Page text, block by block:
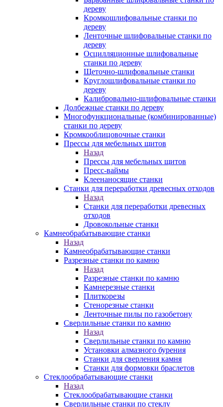
дереву
Кромкошлифовальные станки по
дереву
Ленточные шлифовальные станки по
дереву
Осцилляционные шлифовальные
станки по дереву
Щеточно-шлифовальные станки
Круглошлифовальные станки по
дереву
Калибровально-шлифовальные станки
Долбежные станки по дереву
Многофункциональные (комбинированные)
станки по дереву
Кромкооблицовочные станки
Прессы для мебельных щитов
Назад
Прессы для мебельных щитов
Пресс-ваймы
Клеенаносящие станки
Станки для переработки древесных отходов
Назад
Станки для переработки древесных
отходов
Дровокольные станки
Камнеобрабатывающие станки
Назад
Камнеобрабатывающие станки
Разрезные станки по камню
Назад
Разрезные станки по камню
Камнерезные станки
Плиткорезы
Стенорезные станки
Ленточные пилы по газобетону
Сверлильные станки по камню
Назад
Сверлильные станки по камню
Установки алмазного бурения
Станки для сверления камня
Станки для формовки браслетов
Стеклообрабатывающие станки
Назад
Стеклообрабатывающие станки
Сверлильные станки по стеклу